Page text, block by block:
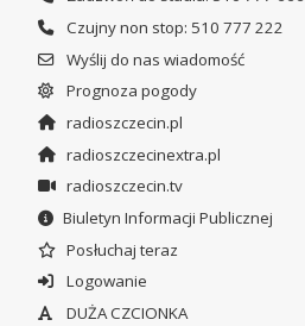
Czujny non stop: 510 777 222
Wyślij do nas wiadomość
Prognoza pogody
radioszczecin.pl
radioszczecinextra.pl
radioszczecin.tv
Biuletyn Informacji Publicznej
Posłuchaj teraz
Logowanie
DUŻA CZCIONKA